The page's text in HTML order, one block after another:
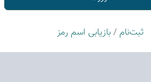
ثبت‌نام/بازیابی اسم رمز